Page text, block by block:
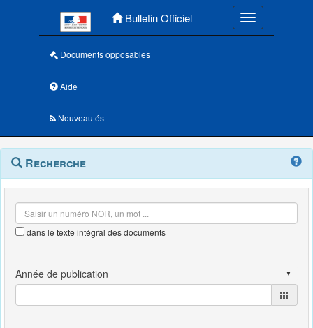
Bulletin Officiel Toggle
Documents opposables
Aide
Nouveautés
Navigation
outils
Menu
contextuel
Recherche
dans le texte intégral des documents